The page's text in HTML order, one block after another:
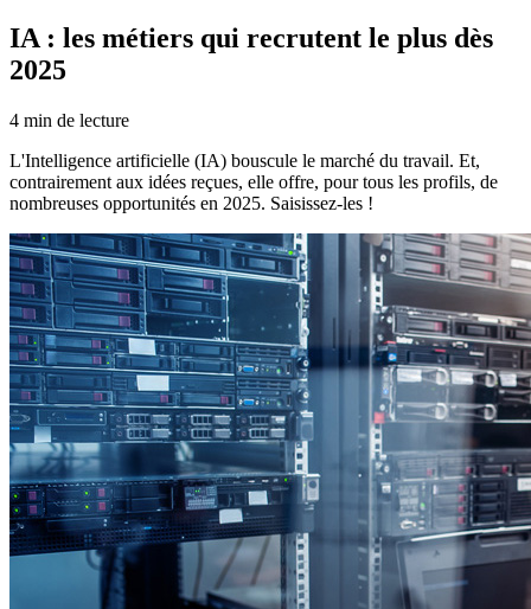
IA : les métiers qui recrutent le plus dès
2025
4 min de lecture
L'Intelligence artificielle (IA) bouscule le marché du travail. Et,
contrairement aux idées reçues, elle offre, pour tous les profils, de
nombreuses opportunités en 2025. Saisissez-les !